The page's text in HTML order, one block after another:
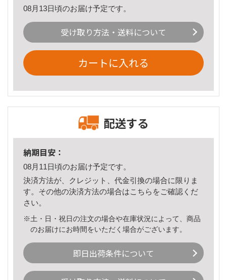
08月13日頃のお届け予定です。
受け取り方法・送料について
カートに入れる
配送する
納期目安：
08月11日頃のお届け予定です。
決済方法が、クレジット、代金引換の場合に限りま
す。その他の決済方法の場合はこちら をご確認くだ
さい。
※土・日・祝日の注文の場合や在庫状況によって、商品
のお届けにお時間をいただく場合がございます。
即日出荷条件について